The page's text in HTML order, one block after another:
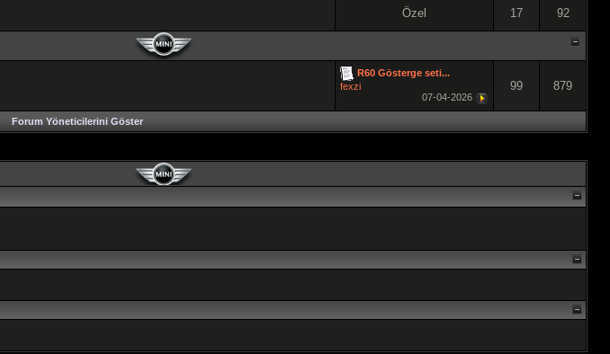
Özel 17 92
R60 Gösterge seti...
fexzi
07-04-2026
99 879
Forum Yöneticilerini Göster